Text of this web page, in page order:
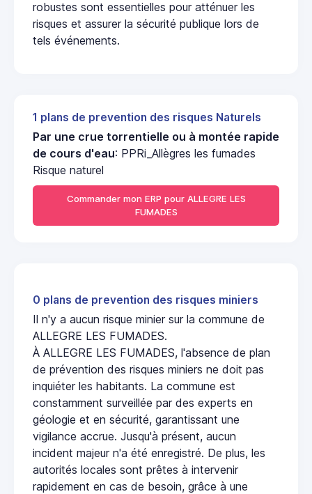
robustes sont essentielles pour atténuer les
risques et assurer la sécurité publique lors de
tels événements.
1 plans de prevention des risques Naturels
Par une crue torrentielle ou à montée rapide
de cours d'eau: PPRi_Allègres les fumades
Risque naturel
Commander mon ERP pour ALLEGRE LES
FUMADES
0 plans de prevention des risques miniers
Il n'y a aucun risque minier sur la commune de
ALLEGRE LES FUMADES.
À ALLEGRE LES FUMADES, l'absence de plan
de prévention des risques miniers ne doit pas
inquiéter les habitants. La commune est
constamment surveillée par des experts en
géologie et en sécurité, garantissant une
vigilance accrue. Jusqu'à présent, aucun
incident majeur n'a été enregistré. De plus, les
autorités locales sont prêtes à intervenir
rapidement en cas de besoin, grâce à une